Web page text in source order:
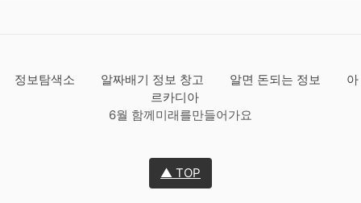
정보탐색소 알짜배기 정보 창고 알면 돈되는 정보
아
르카디아
6월 함께미래를만들어가요
▲ TOP